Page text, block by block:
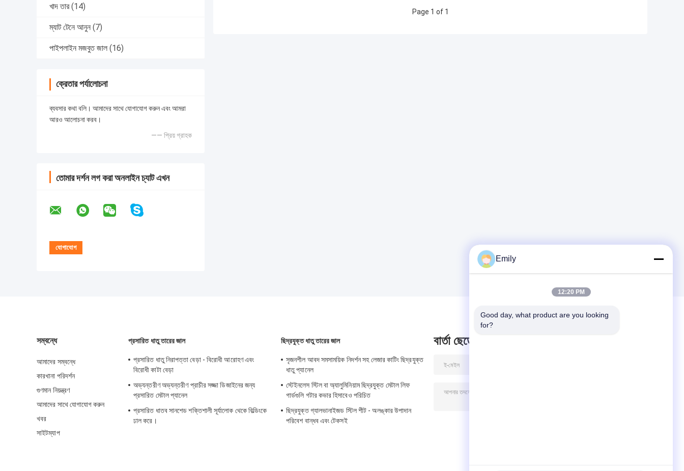
খাদ তার (14)
ম্যাট টেনে আনুন (7)
পাইপলাইন মজবুত জাল (16)
ক্রেতার পর্যালোচনা
ব্যবসার কথা বলি। আমাদের সাথে যোগাযোগ করুন এবং আমরা
আরও আলোচনা করব।
—— প্রিয় গ্রাহক
তোমার দর্শন লগ করা অনলাইন চ্যাট এখন
Page 1 of 1
সম্বন্ধে
আমাদের সম্বন্ধে
কারখানা পরিদর্শন
গুণমান নিয়ন্ত্রণ
আমাদের সাথে যোগাযোগ করুন
খবর
সাইটম্যাপ
প্রসারিত ধাতু তারের জাল
প্রসারিত ধাতু নিরাপত্তা বেড়া - বিরোধী আরোহণ এবং
বিরোধী কাটা বেড়া
অভ্যন্তরীণ অভ্যন্তরীণ প্রাচীর সজ্জা ডিজাইনের জন্য
প্রসারিত মেটাল প্যানেল
প্রসারিত ধাতব সানশেড শক্তিশালী সূর্যালোক থেকে বিল্ডিংকে
ঢাল করে।
ছিদ্রযুক্ত ধাতু তারের জাল
সৃজনশীল আবদ সমসাময়িক নিদর্শন সহ লেজার কাটিং ছিদ্রযুক্ত
ধাতু প্যানেল
স্টেইনলেস স্টিল বা অ্যালুমিনিয়াম ছিদ্রযুক্ত মেটাল লিফ
গার্ডগুলি গটার কভার হিসাবেও পরিচিত
ছিদ্রযুক্ত গ্যালভানাইজড স্টিল শীট - অলঙ্কার উপাদান
পরিবেশ বান্ধব এবং টেকসই
বার্তা ছেড়ে
Emily
12:20 PM
Good day, what product are you looking
for?